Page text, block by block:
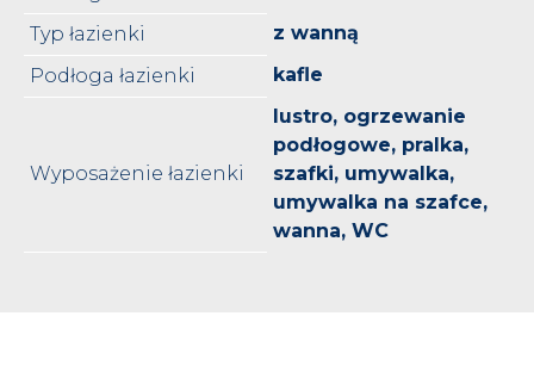
Typ łazienki
z wanną
Podłoga łazienki
kafle
Wyposażenie łazienki
lustro, ogrzewanie
podłogowe, pralka,
szafki, umywalka,
umywalka na szafce,
wanna, WC